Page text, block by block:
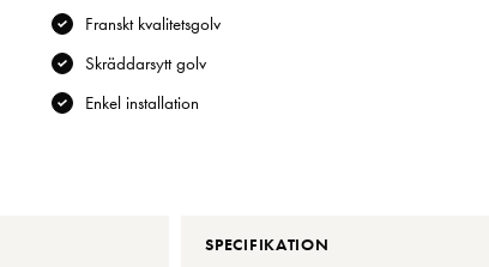
Franskt kvalitetsgolv
Skräddarsytt golv
Enkel installation
SPECIFIKATION